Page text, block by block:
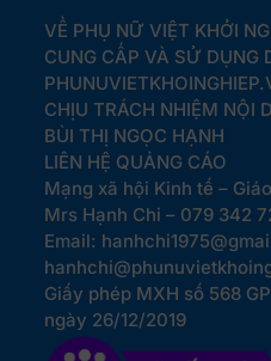
VỀ PHỤ NỮ VIỆT KHỞI
CUNG CẤP VÀ SỬ DỤNG
CHỊU TRÁCH NHIỆM NỘI
BÙI THỊ NGỌC HẠNH
LIÊN HỆ QUẢNG CÁO
Mạng xã hội Kinh tế –
Mrs Hạnh Chi – 079 342
Email:
Giấy phép MXH số 568
ngày 26/12/2019